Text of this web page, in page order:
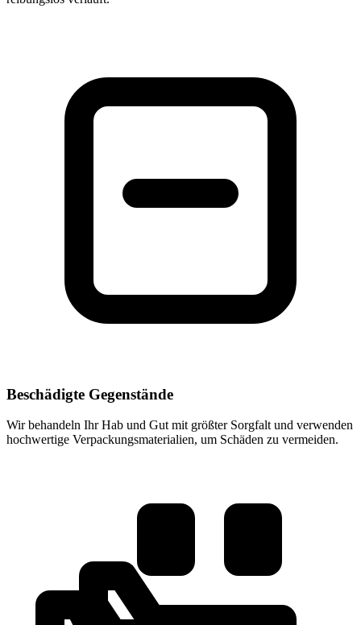
Beschädigte Gegenstände
Wir behandeln Ihr Hab und Gut mit größter Sorgfalt und verwenden
hochwertige Verpackungsmaterialien, um Schäden zu vermeiden.